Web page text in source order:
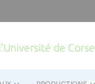
de Corse